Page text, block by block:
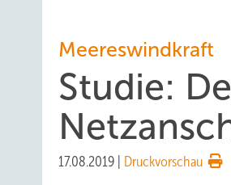
Meereswindkraft
Studie:
17.08.2019 Druckvorschau